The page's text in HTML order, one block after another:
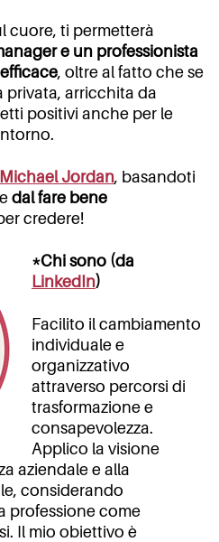
cuore, ti permetterà
e un professionista
, oltre al fatto che se
privata, arricchita da
positivi anche per le
Michael Jordan, basandoti
dal fare bene
credere!
*Chi sono (da
LinkedIn)
Facilito il cambiamento
individuale e
organizzativo
attraverso percorsi di
trasformazione e
consapevolezza.
Applico la visione
aziendale e alla
considerando
professione come
Il mio obiettivo è